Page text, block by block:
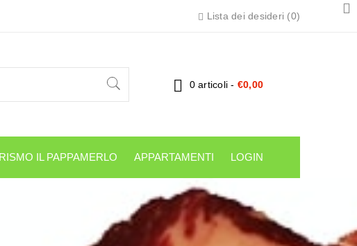
Lista dei desideri (0)
0 articoli - €0,00
IL PAPPAMERLO APPARTAMENTI LOGIN